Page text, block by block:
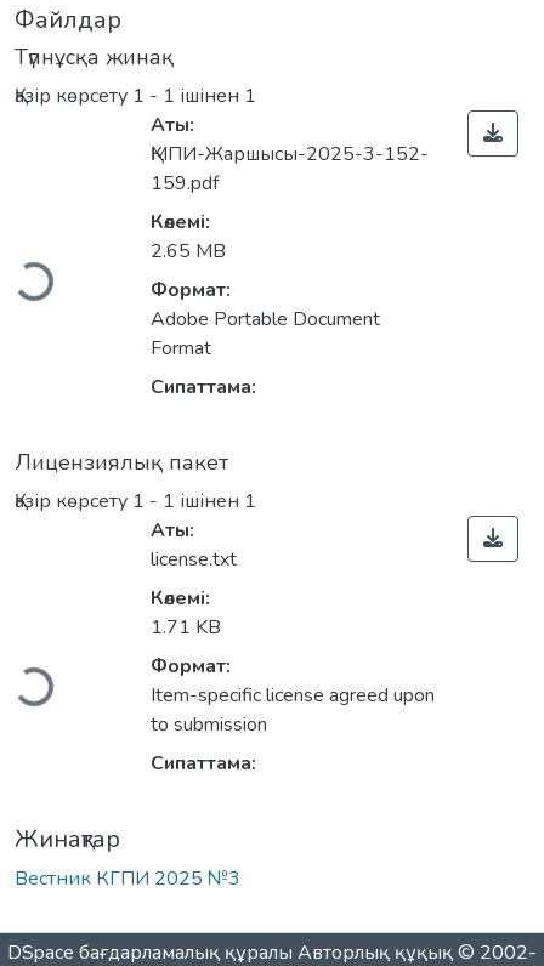
Файлдар
Түпнұсқа жинақ
Қазір көрсету 1 - 1 ішінен 1
Жүктеу...
Аты:
ҚМПИ-Жаршысы-2025-3-152-
159.pdf
Көлемі:
2.65 MB
Формат:
Adobe Portable Document
Format
Сипаттама:
Лицензиялық пакет
Қазір көрсету 1 - 1 ішінен 1
Жүктеу...
Аты:
license.txt
Көлемі:
1.71 KB
Формат:
Item-specific license agreed upon
to submission
Сипаттама:
Жинақтар
Вестник КГПИ 2025 №3
DSpace бағдарламалық құралы Авторлық құқық © 2002-